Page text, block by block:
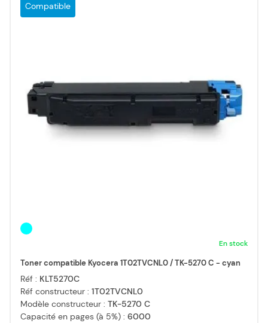
Compatible
En stock
Toner compatible Kyocera 1T02TVCNL0 / TK-5270 C - cyan
Réf : KLT5270C
Réf constructeur : 1T02TVCNL0
Modèle constructeur : TK-5270 C
Capacité en pages (à 5%) : 6000